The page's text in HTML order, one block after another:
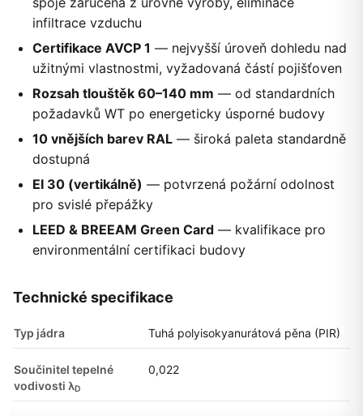
infiltrace vzduchu
Certifikace AVCP 1 — nejvyšší úroveň dohledu nad
užitnými vlastnostmi, vyžadovaná částí pojišťoven
Rozsah tlouštěk 60–140 mm — od standardních
požadavků WT po energeticky úsporné budovy
10 vnějších barev RAL — široká paleta standardně
dostupná
EI 30 (vertikálně) — potvrzená požární odolnost
pro svislé přepážky
LEED & BREEAM Green Card — kvalifikace pro
environmentální certifikaci budovy
Technické specifikace
Typ jádra Tuhá polyisokyanurátová pěna (PIR)
Součinitel tepelné
vodivosti λD
0,022